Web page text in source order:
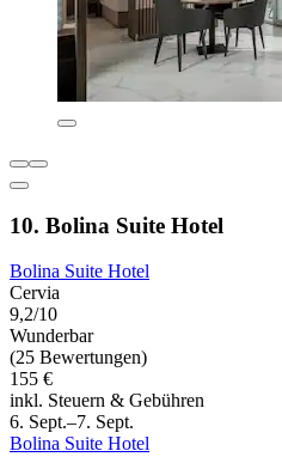
10. Bolina Suite Hotel
Bolina Suite Hotel
Cervia
9,2/10
Wunderbar
(25 Bewertungen)
155 €
inkl. Steuern & Gebühren
6. Sept.–7. Sept.
Bolina Suite Hotel